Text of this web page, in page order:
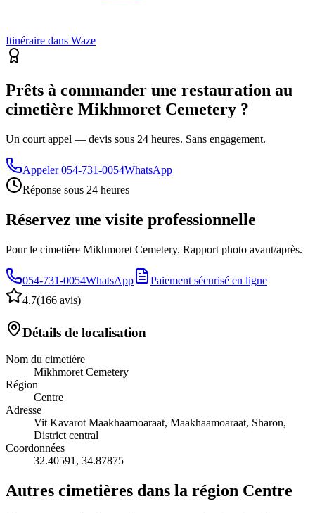
Itinéraire dans Waze
Prêts à commander une restauration au
cimetière Mikhmoret Cemetery ?
Un court appel — devis sous 24 heures. Sans engagement.
Appeler 054-731-0054WhatsApp
Réponse sous 24 heures
Réservez une visite professionnelle
Pour le cimetière Mikhmoret Cemetery. Rapport photo avant/après.
054-731-0054WhatsApp
Paiement sécurisé en ligne
4.7(166 avis)
Détails de localisation
Nom du cimetière
Mikhmoret Cemetery
Région
Centre
Adresse
Vit Kavarot Maakhaamoaraat, Maakhaamoaraat, Sharon,
District central
Coordonnées
32.40591 , 34.87875
Autres cimetières dans la région Centre